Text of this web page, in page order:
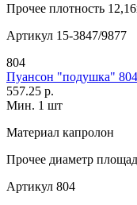
Прочее плотность
Артикул 15-3847/9877
804
Пуансон "подушка" 804
557.25 р.
Мин. 1 шт
Материал капролон
Прочее диаметр
Артикул 804